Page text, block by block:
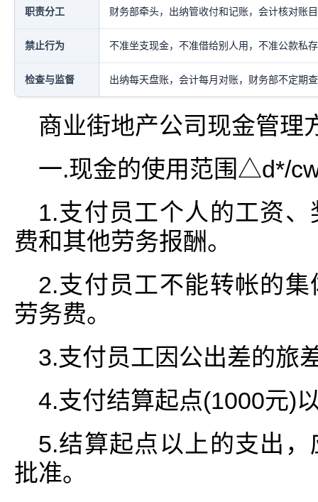
职责分工 财务部牵头，出纳管收付和记账，会计核对账
禁止行为 不准坐支现金，不准借给别人用，不准公款私
检查与监督 出纳每天盘账，会计每月对账，财务部不定期
商业街地产公司现金管理
一.现金的使用范围△d*/
1.支付员工个人的工资
费和其他劳务报酬。
2.支付员工不能转帐的
劳务费。
3.支付员工因公出差的旅
4.支付结算起点(1000元)
5.结算起点以上的支出
批准。